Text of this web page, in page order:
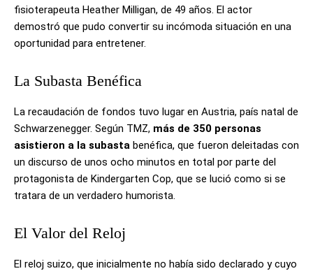
fisioterapeuta Heather Milligan, de 49 años. El actor
demostró que pudo convertir su incómoda situación en una
oportunidad para entretener.
La Subasta Benéfica
La recaudación de fondos tuvo lugar en Austria, país natal de
Schwarzenegger. Según TMZ, más de 350 personas
asistieron a la subasta benéfica, que fueron deleitadas con
un discurso de unos ocho minutos en total por parte del
protagonista de Kindergarten Cop, que se lució como si se
tratara de un verdadero humorista.
El Valor del Reloj
El reloj suizo, que inicialmente no había sido declarado y cuyo